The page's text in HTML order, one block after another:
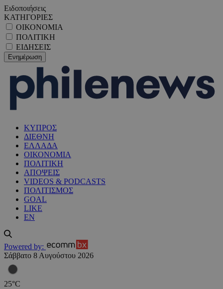
Ειδοποιήσεις
ΚΑΤΗΓΟΡΙΕΣ
ΟΙΚΟΝΟΜΙΑ
ΠΟΛΙΤΙΚΗ
ΕΙΔΗΣΕΙΣ
ΚΥΠΡΟΣ
ΔΙΕΘΝΗ
ΕΛΛΑΔΑ
ΟΙΚΟΝΟΜΙΑ
ΠΟΛΙΤΙΚΗ
ΑΠΟΨΕΙΣ
VIDEOS & PODCASTS
ΠΟΛΙΤΙΣΜΟΣ
GOAL
LIKE
EN
Powered by:
Σάββατο 8 Αυγούστου 2026
25°C